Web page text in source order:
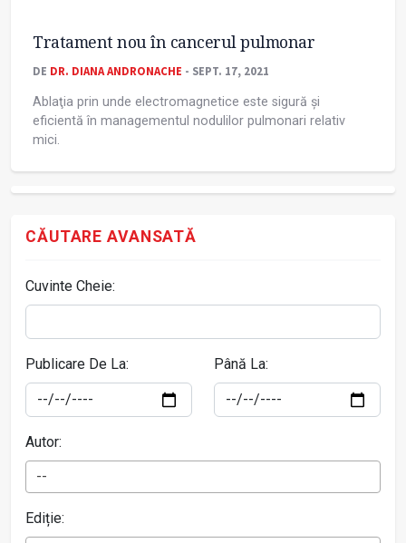
Tratament nou în cancerul pulmonar
DE DR. DIANA ANDRONACHE - SEPT. 17, 2021
Ablaţia prin unde electromagnetice este sigură și
eficientă în managementul nodulilor pulmonari relativ
mici.
CĂUTARE AVANSATĂ
Cuvinte Cheie:
Publicare De La: Până La:
Autor:
--
Ediție: